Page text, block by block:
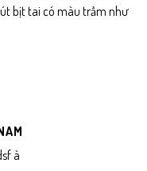
bịt tai có màu trầm như
à